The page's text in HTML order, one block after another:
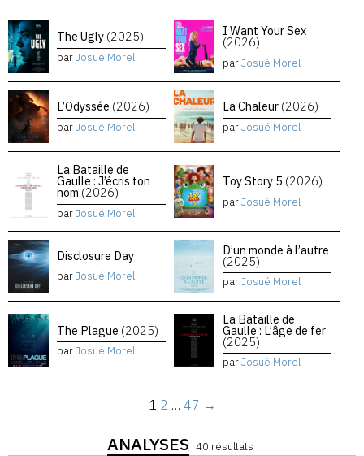
The Ugly (2025)
parJosué Morel
I Want Your Sex
(2026)
parJosué Morel
L’Odyssée (2026)
parJosué Morel
La Chaleur (2026)
parJosué Morel
La Bataille de
Gaulle : J’écris ton
nom (2026)
parJosué Morel
Toy Story 5 (2026)
parJosué Morel
Disclosure Day
parJosué Morel
D’un monde à l’autre
(2025)
parJosué Morel
The Plague (2025)
parJosué Morel
La Bataille de
Gaulle : L’âge de fer
(2025)
parJosué Morel
1 2 … 47 →
ANALYSES 40 résultats